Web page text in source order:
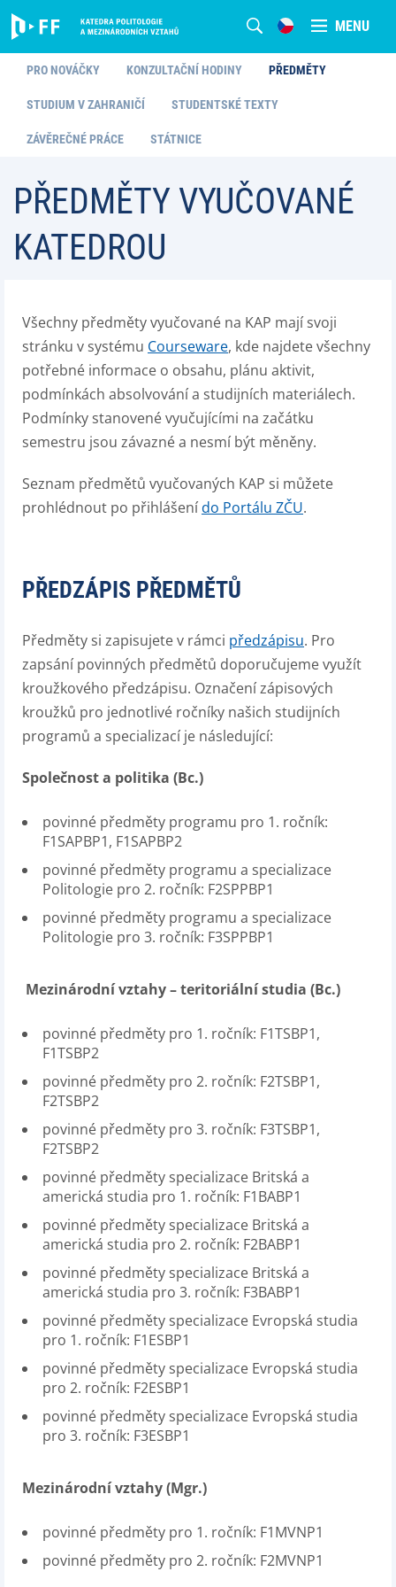
MENU
PRO NOVÁČKY KONZULTAČNÍ HODINY PŘEDMĚTY
STUDIUM V ZAHRANIČÍ STUDENTSKÉ TEXTY
ZÁVĚREČNÉ PRÁCE STÁTNICE
PŘEDMĚTY VYUČOVANÉ
KATEDROU
Všechny předměty vyučované na KAP mají svoji
stránku v systému Courseware, kde najdete všechny
potřebné informace o obsahu, plánu aktivit,
podmínkách absolvování a studijních materiálech.
Podmínky stanovené vyučujícími na začátku
semestru jsou závazné a nesmí být měněny.
Seznam předmětů vyučovaných KAP si můžete
prohlédnout po přihlášenído Portálu ZČU.
PŘEDZÁPIS PŘEDMĚTŮ
Předměty si zapisujete v rámci předzápisu. Pro
zapsání povinných předmětů doporučujeme využít
kroužkového předzápisu. Označení zápisových
kroužků pro jednotlivé ročníky našich studijních
programů a specializací je následující:
Společnost a politika (Bc.)
povinné předměty programu pro 1. ročník:
F1SAPBP1, F1SAPBP2
povinné předměty programu a specializace
Politologie pro 2. ročník: F2SPPBP1
povinné předměty programu a specializace
Politologie pro 3. ročník: F3SPPBP1
Mezinárodní vztahy – teritoriální studia (Bc.)
povinné předměty pro 1. ročník: F1TSBP1,
F1TSBP2
povinné předměty pro 2. ročník: F2TSBP1,
F2TSBP2
povinné předměty pro 3. ročník: F3TSBP1,
F2TSBP2
povinné předměty specializace Britská a
americká studia pro 1. ročník: F1BABP1
povinné předměty specializace Britská a
americká studia pro 2. ročník: F2BABP1
povinné předměty specializace Britská a
americká studia pro 3. ročník: F3BABP1
povinné předměty specializace Evropská studia
pro 1. ročník: F1ESBP1
povinné předměty specializace Evropská studia
pro 2. ročník: F2ESBP1
povinné předměty specializace Evropská studia
pro 3. ročník: F3ESBP1
Mezinárodní vztahy (Mgr.)
povinné předměty pro 1. ročník: F1MVNP1
povinné předměty pro 2. ročník: F2MVNP1